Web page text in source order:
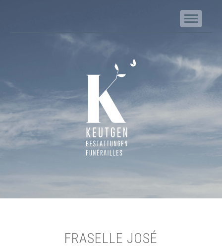
Keutgen | Bestattungen - Funérailles
FRASELLE JOSÉ